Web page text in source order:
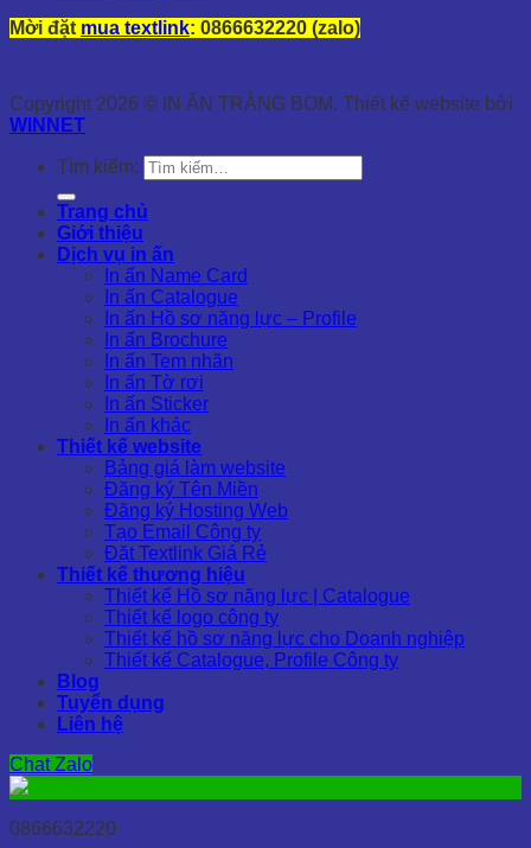
Mời đặt mua textlink: 0866632220 (zalo)
Copyright 2026 © IN ẤN TRẢNG BOM. Thiết kế website bởi
WINNET
Tìm kiếm:
Trang chủ
Giới thiệu
Dịch vụ in ấn
In ấn Name Card
In ấn Catalogue
In ấn Hồ sơ năng lực – Profile
In ấn Brochure
In ấn Tem nhãn
In ấn Tờ rơi
In ấn Sticker
In ấn khác
Thiết kế website
Bảng giá làm website
Đăng ký Tên Miền
Đăng ký Hosting Web
Tạo Email Công ty
Đặt Textlink Giá Rẻ
Thiết kế thương hiệu
Thiết kế Hồ sơ năng lực | Catalogue
Thiết kế logo công ty
Thiết kế hồ sơ năng lực cho Doanh nghiệp
Thiết kế Catalogue, Profile Công ty
Blog
Tuyển dụng
Liên hệ
Chat Zalo
0866632220